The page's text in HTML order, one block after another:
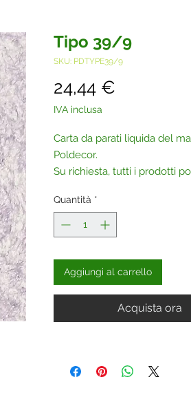
Tipo 39/9
SKU: PDTYPE39/9
24,44 €
IVA inclusa
Carta da parati liquida del
Poldecor.
Su richiesta, tutti i prodotti
Contattaci
Quantità *
Aggiungi al carrello
Acquista ora